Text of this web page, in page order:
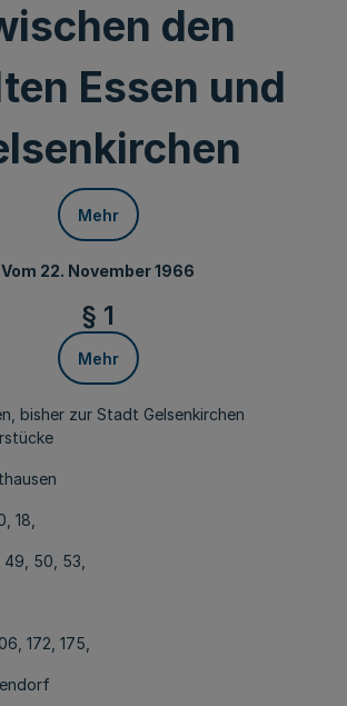
den
Essen und
Mehr
Vom 22. November 1966
§ 1
Mehr
bisher zur Stadt Gelsenkirchen
18,
49, 50, 53,
172, 175,